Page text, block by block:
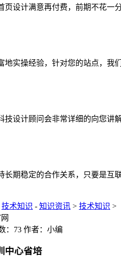
页设计满意再付费，前期不花一
地实操经验，针对您的站点，我
技设计顾问会非常详细的向您讲
长期稳定的合作关系，只要是互
技术知识 - 知识资讯 > 技术知识 >
：73 作者：小编
中心省培